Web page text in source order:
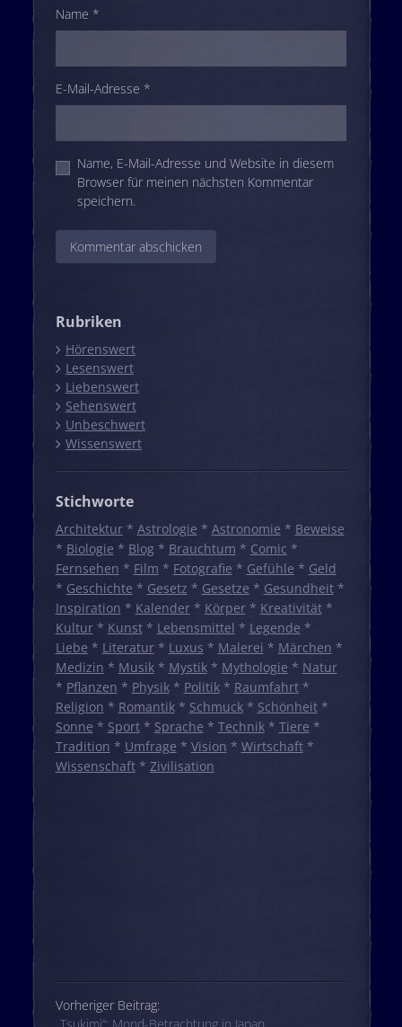
Name *
E-Mail-Adresse *
Name, E-Mail-Adresse und Website in diesem
Browser für meinen nächsten Kommentar
speichern.
Rubriken
Hörenswert
Lesenswert
Liebenswert
Sehenswert
Unbeschwert
Wissenswert
Stichworte
Architektur* Astrologie * Astronomie * Beweise
* Biologie * Blog* Brauchtum * Comic *
Fernsehen * Film * Fotografie * Gefühle * Geld
* Geschichte * Gesetz * Gesetze * Gesundheit*
Inspiration * Kalender* Körper* Kreativität*
Kultur* Kunst* Lebensmittel * Legende *
Liebe * Literatur* Luxus * Malerei * Märchen *
Medizin * Musik* Mystik* Mythologie * Natur
* Pflanzen * Physik* Politik* Raumfahrt*
Religion * Romantik* Schmuck* Schönheit*
Sonne * Sport* Sprache * Technik* Tiere *
Tradition * Umfrage * Vision * Wirtschaft*
Wissenschaft* Zivilisation
Beitrags-Navigation
Vorheriger Beitrag: